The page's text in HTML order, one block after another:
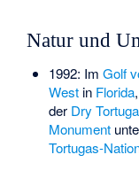
Natur und
1992: Im Golf
Westin Florida
der Dry
Monument
Tortugas-